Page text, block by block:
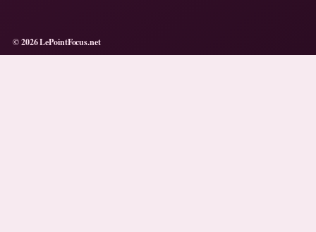
© 2026 LePointFocus.net